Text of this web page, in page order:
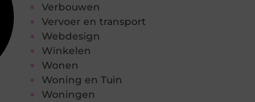
Verbouwen
Vervoer en transport
Webdesign
Winkelen
Wonen
Woning en Tuin
Woningen